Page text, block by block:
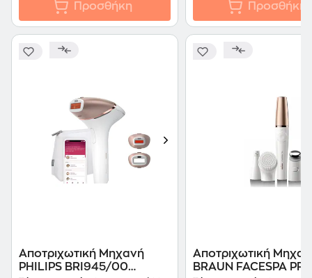
Προσθήκη Προσθήκη
Αποτριχωτική Μηχανή
PHILIPS BRI945/00
Αποτριχωτική
BRAUN FACESPA